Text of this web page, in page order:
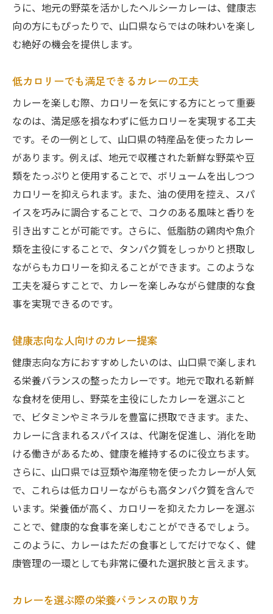
うに、地元の野菜を活かしたヘルシーカレーは、健康志
向の方にもぴったりで、山口県ならではの味わいを楽し
む絶好の機会を提供します。
低カロリーでも満足できるカレーの工夫
カレーを楽しむ際、カロリーを気にする方にとって重要
なのは、満足感を損なわずに低カロリーを実現する工夫
です。その一例として、山口県の特産品を使ったカレー
があります。例えば、地元で収穫された新鮮な野菜や豆
類をたっぷりと使用することで、ボリュームを出しつつ
カロリーを抑えられます。また、油の使用を控え、スパ
イスを巧みに調合することで、コクのある風味と香りを
引き出すことが可能です。さらに、低脂肪の鶏肉や魚介
類を主役にすることで、タンパク質をしっかりと摂取し
ながらもカロリーを抑えることができます。このような
工夫を凝らすことで、カレーを楽しみながら健康的な食
事を実現できるのです。
健康志向な人向けのカレー提案
健康志向な方におすすめしたいのは、山口県で楽しまれ
る栄養バランスの整ったカレーです。地元で取れる新鮮
な食材を使用し、野菜を主役にしたカレーを選ぶこと
で、ビタミンやミネラルを豊富に摂取できます。また、
カレーに含まれるスパイスは、代謝を促進し、消化を助
ける働きがあるため、健康を維持するのに役立ちます。
さらに、山口県では豆類や海産物を使ったカレーが人気
で、これらは低カロリーながらも高タンパク質を含んで
います。栄養価が高く、カロリーを抑えたカレーを選ぶ
ことで、健康的な食事を楽しむことができるでしょう。
このように、カレーはただの食事としてだけでなく、健
康管理の一環としても非常に優れた選択肢と言えます。
カレーを選ぶ際の栄養バランスの取り方